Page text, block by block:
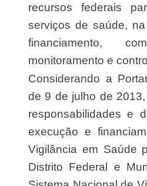
recursos federais
serviços de saúde,
financiamento,
monitoramento e
Considerando a Portaria nº 1.378/GM/MS,
de 9 de julho de
responsabilidades e
execução e
Vigilância em Saúde
Distrito Federal e